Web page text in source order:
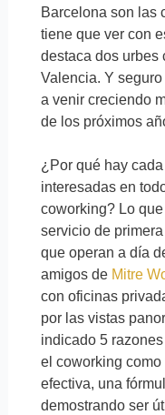
Barcelona son las
tiene que ver con
destaca dos urbes
Valencia. Y
a venir creciendo
de los próximos
¿Por qué hay
interesadas en
coworking? Lo
servicio de
que operan a día
amigos de Mitre
con oficinas
por las vistas
indicado 5
el coworking
efectiva, una
demostrando ser